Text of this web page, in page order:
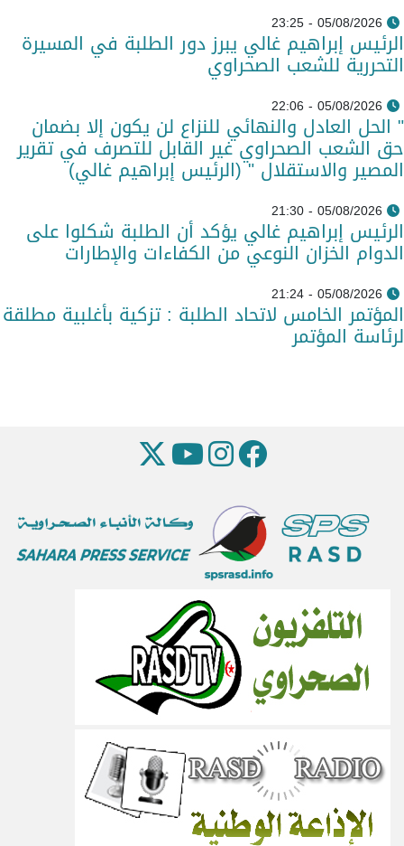
05/08/2026 - 23:25
الرئيس إبراهيم غالي يبرز دور الطلبة في المسيرة
التحررية للشعب الصحراوي
05/08/2026 - 22:06
" الحل العادل والنهائي للنزاع لن يكون إلا بضمان
حق الشعب الصحراوي غير القابل للتصرف في تقرير
المصير والاستقلال " (الرئيس إبراهيم غالي)
05/08/2026 - 21:30
الرئيس إبراهيم غالي يؤكد أن الطلبة شكلوا على
الدوام الخزان النوعي من الكفاءات والإطارات
05/08/2026 - 21:24
المؤتمر الخامس لاتحاد الطلبة : تزكية بأغلبية مطلقة
لرئاسة المؤتمر